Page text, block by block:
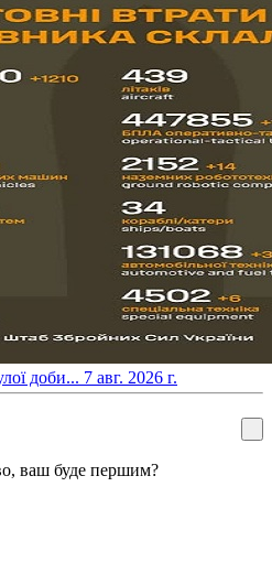
доби... 7 авг. 2026 г.
ваш буде першим?